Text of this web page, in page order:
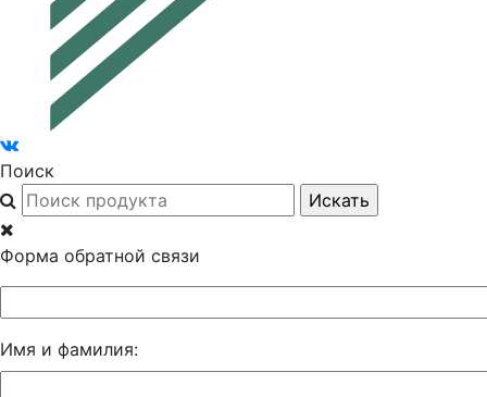
Поиск
Форма обратной связи
Имя и фамилия: